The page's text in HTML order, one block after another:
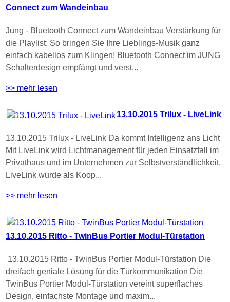
Connect zum Wandeinbau
Jung - Bluetooth Connect zum Wandeinbau Verstärkung für
die Playlist: So bringen Sie Ihre Lieblings-Musik ganz
einfach kabellos zum Klingen! Bluetooth Connect im JUNG
Schalterdesign empfängt und verst...
>> mehr lesen
13.10.2015 Trilux - LiveLink
13.10.2015 Trilux - LiveLink Da kommt Intelligenz ans Licht
Mit LiveLink wird Lichtmanagement für jeden Einsatzfall im
Privathaus und im Unternehmen zur Selbstverständlichkeit.
LiveLink wurde als Koop...
>> mehr lesen
13.10.2015 Ritto - TwinBus Portier Modul-Türstation
13.10.2015 Ritto - TwinBus Portier Modul-Türstation Die
dreifach geniale Lösung für die Türkommunikation Die
TwinBus Portier Modul-Türstation vereint superflaches
Design, einfachste Montage und maxim...